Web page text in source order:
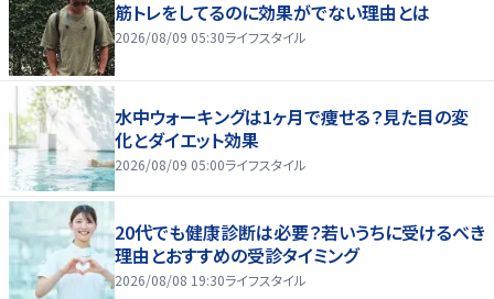
筋トレをしてるのに効果がでない理由とは
2026/08/09 05:30ライフスタイル
水中ウォーキングは1ヶ月で痩せる？見た目の変
化とダイエット効果
2026/08/09 05:00ライフスタイル
20代でも健康診断は必要？若いうちに受けるべき
理由とおすすめの受診タイミング
2026/08/08 19:30ライフスタイル